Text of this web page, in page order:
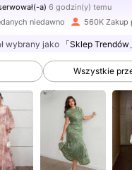
Obserwujący
niedawno 560K Zakup
wybrany jako 「Sklep Trendów」
Wszystkie